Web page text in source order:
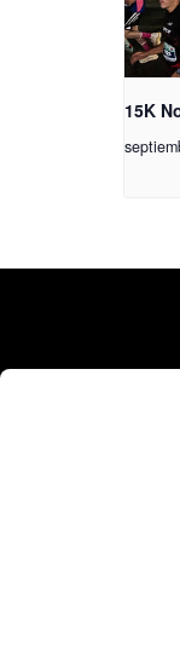
15K
Calle